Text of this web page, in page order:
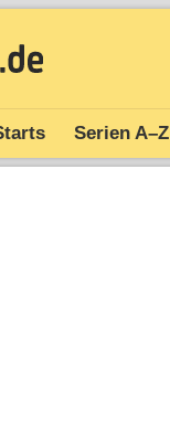
Serien A–Z